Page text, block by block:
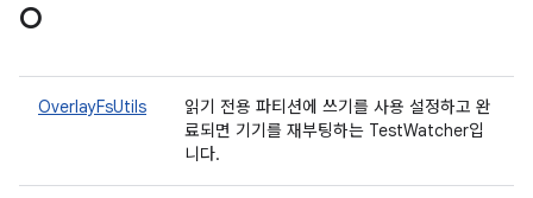
O
OverlayFsUtils
읽기 전용 파티션에 쓰기를 사용 설정하고 완
료되면 기기를 재부팅하는 TestWatcher입
니다.